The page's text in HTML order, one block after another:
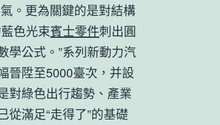
。更為關鍵的是對結構
色光束賓士零件刺出圓
學公式。”系列新動力汽
晉陞至5000臺次，并設
對綠色出行趨勢、產業
從滿足“走得了”的基礎